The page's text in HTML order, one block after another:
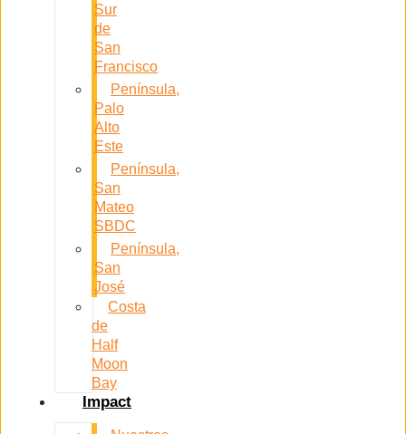
Sur
de
San
Francisco
Península,
Palo
Alto
Este
Península,
San
Mateo
SBDC
Península,
San
José
Costa
de
Half
Moon
Bay
Impact